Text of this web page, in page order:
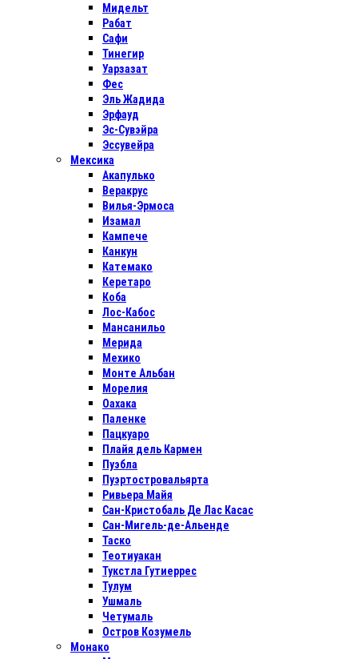
Мидельт
Рабат
Сафи
Тинегир
Уарзазат
Фес
Эль Жадида
Эрфауд
Эс-Сувэйра
Эссувейра
Мексика
Акапулько
Веракрус
Вилья-Эрмоса
Изамал
Кампече
Канкун
Катемако
Керетаро
Коба
Лос-Кабос
Мансанильо
Мерида
Мехико
Монте Альбан
Морелия
Оахака
Паленке
Пацкуаро
Плайя дель Кармен
Пуэбла
Пуэртостровальярта
Ривьера Майя
Сан-Кристобаль Де Лас Касас
Сан-Мигель-де-Альенде
Таско
Теотиуакан
Тукстла Гутиеррес
Тулум
Ушмаль
Четумаль
Остров Козумель
Монако